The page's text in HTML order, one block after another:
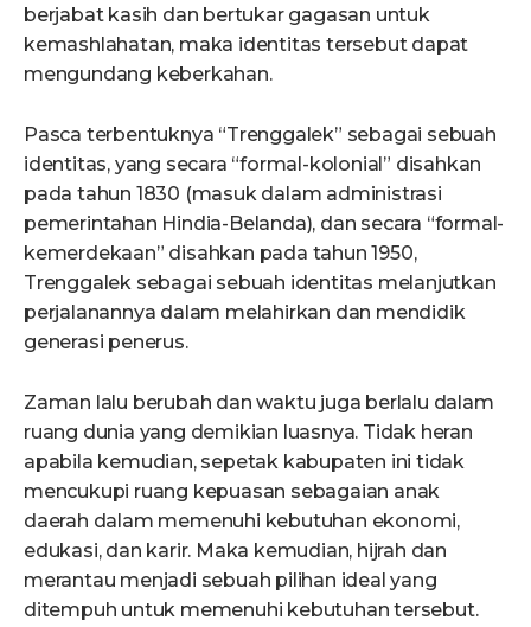
berjabat kasih dan bertukar gagasan untuk
kemashlahatan, maka identitas tersebut dapat
mengundang keberkahan.
Pasca terbentuknya “Trenggalek” sebagai sebuah
identitas, yang secara “formal-kolonial” disahkan
pada tahun 1830 (masuk dalam administrasi
pemerintahan Hindia-Belanda), dan secara “formal-
kemerdekaan” disahkan pada tahun 1950,
Trenggalek sebagai sebuah identitas melanjutkan
perjalanannya dalam melahirkan dan mendidik
generasi penerus.
Zaman lalu berubah dan waktu juga berlalu dalam
ruang dunia yang demikian luasnya. Tidak heran
apabila kemudian, sepetak kabupaten ini tidak
mencukupi ruang kepuasan sebagaian anak
daerah dalam memenuhi kebutuhan ekonomi,
edukasi, dan karir. Maka kemudian, hijrah dan
merantau menjadi sebuah pilihan ideal yang
ditempuh untuk memenuhi kebutuhan tersebut.